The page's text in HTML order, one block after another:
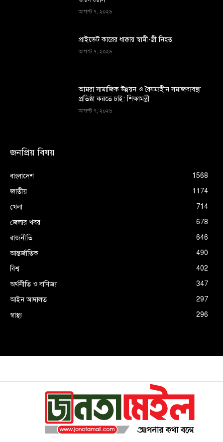
আগস্ট ৭, ২০২৬
প্রাইভেট কারের ধাক্কায় স্বামী-স্ত্রী নিহত
আগস্ট ৭, ২০২৬
আমরা সামাজিক উন্নয়ন ও বৈষম্যহীন সমাজব্যবস্থা
প্রতিষ্ঠা করতে চাই: শিক্ষামন্ত্রী
আগস্ট ৭, ২০২৬
জনপ্রিয় বিষয়
বাংলাদেশ
1568
জাতীয়
1174
খেলা
714
জেলার খবর
678
রাজনীতি
646
আন্তর্জাতিক
490
বিশ্ব
402
অর্থনীতি ও বাণিজ্য
347
আইন আদালত
297
স্বাস্থ্য
296